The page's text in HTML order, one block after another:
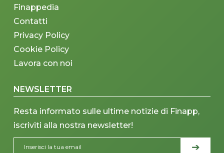
Finappedia
Contatti
Privacy Policy
Cookie Policy
Lavora con noi
NEWSLETTER
Resta informato sulle ultime notizie di Finapp,
iscriviti alla nostra newsletter!